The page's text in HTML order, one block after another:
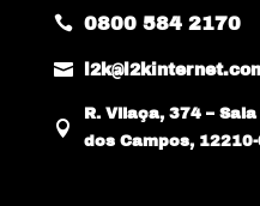
 0800 584 2170


R. Vilaça, 374 –
dos Campos,